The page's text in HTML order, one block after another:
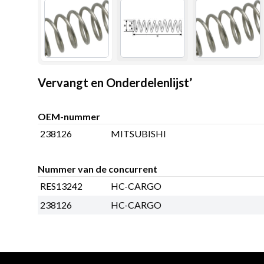
Vervangt en Onderdelenlijst’
OEM-nummer
238126
MITSUBISHI
Nummer van de concurrent
RES13242
HC-CARGO
238126
HC-CARGO